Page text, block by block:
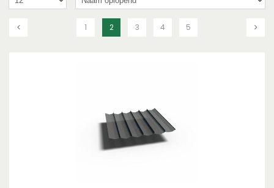
1 2 3 4 5